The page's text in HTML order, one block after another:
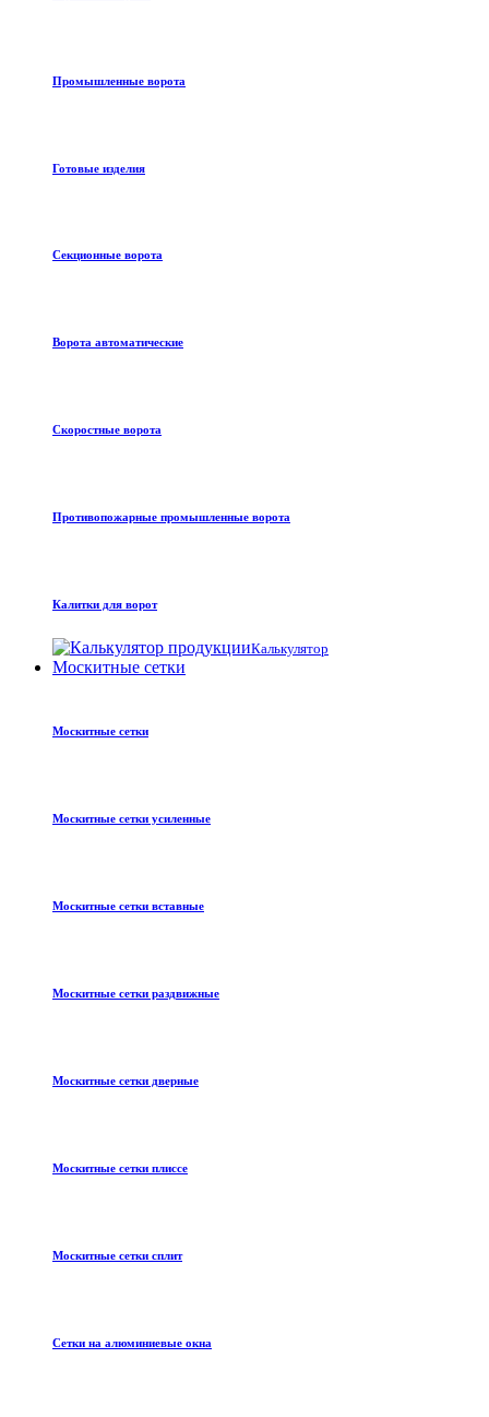
Промышленные ворота
Готовые изделия
Секционные ворота
Ворота автоматические
Скоростные ворота
Противопожарные промышленные ворота
Калитки для ворот
Калькулятор
Москитные сетки
Москитные сетки
Москитные сетки усиленные
Москитные сетки вставные
Москитные сетки раздвижные
Москитные сетки дверные
Москитные сетки плиссе
Москитные сетки сплит
Сетки на алюминиевые окна